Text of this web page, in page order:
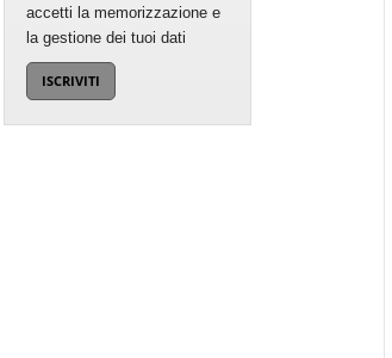
accetti la memorizzazione e
la gestione dei tuoi dati